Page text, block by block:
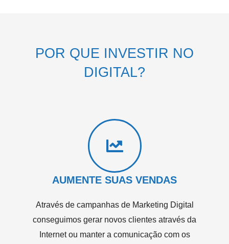
POR QUE INVESTIR NO
DIGITAL?
AUMENTE SUAS VENDAS
Através de campanhas de Marketing Digital
conseguimos gerar novos clientes através da
Internet ou manter a comunicação com os